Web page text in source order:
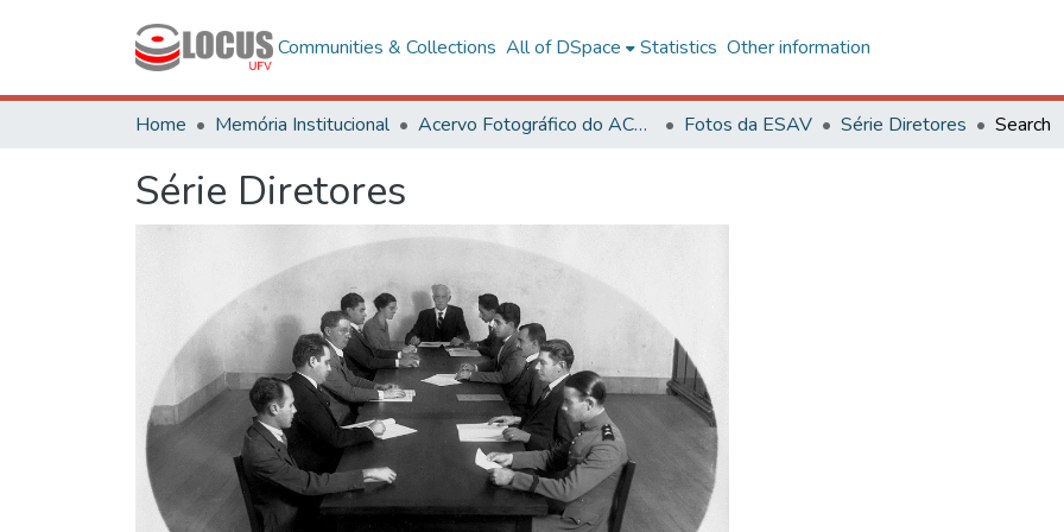
Communities & Collections All of DSpace Statistics Other information
Home Memória Institucional Acervo Fotográfico do ACH-UFV Fotos da ESAV Série Diretores Search
Série Diretores